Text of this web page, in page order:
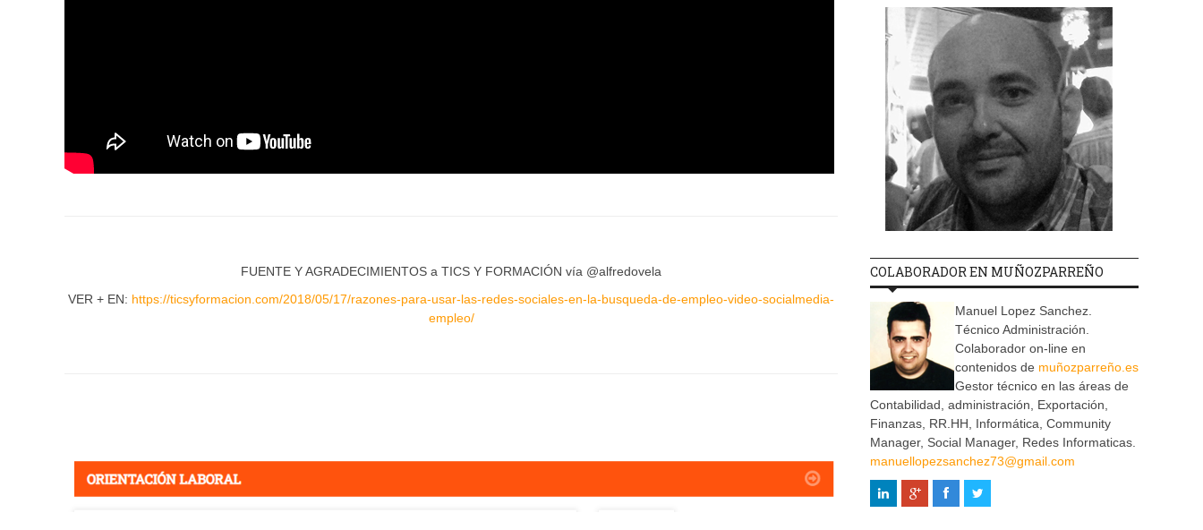
FUENTE Y AGRADECIMIENTOS a TICS Y FORMACIÓN vía @alfredovela
VER + EN: https://ticsyformacion.com/2018/05/17/razones-para-usar-las-redes-sociales-en-la-busqueda-de-empleo-video-socialmedia-
empleo/
COLABORADOR EN MUÑOZPARREÑO
Manuel Lopez Sanchez.
Técnico Administración.
Colaborador on-line en
contenidos de muñozparreño.es
Gestor técnico en las áreas de
Contabilidad, administración, Exportación,
Finanzas, RR.HH, Informática, Community
Manager, Social Manager, Redes Informaticas.
manuellopezsanchez73@gmail.com